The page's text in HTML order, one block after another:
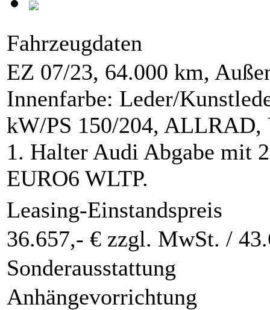
Fahrzeugdaten
EZ 07/23, 64.000 km,
Innenfarbe: Leder/
kW/PS 150/204,
1. Halter Audi Abgabe mit
EURO6 WLTP.
Leasing-Einstandspreis
36.657,- € zzgl. MwSt. /
Sonderausstattung
Anhängevorrichtung